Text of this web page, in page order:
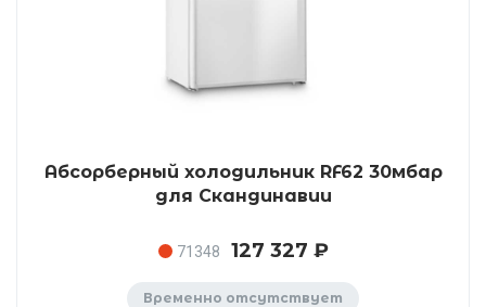
Абсорберный холодильник RF62 30мбар
для Скандинавии
71348 127 327 ₽
Временно отсутствует